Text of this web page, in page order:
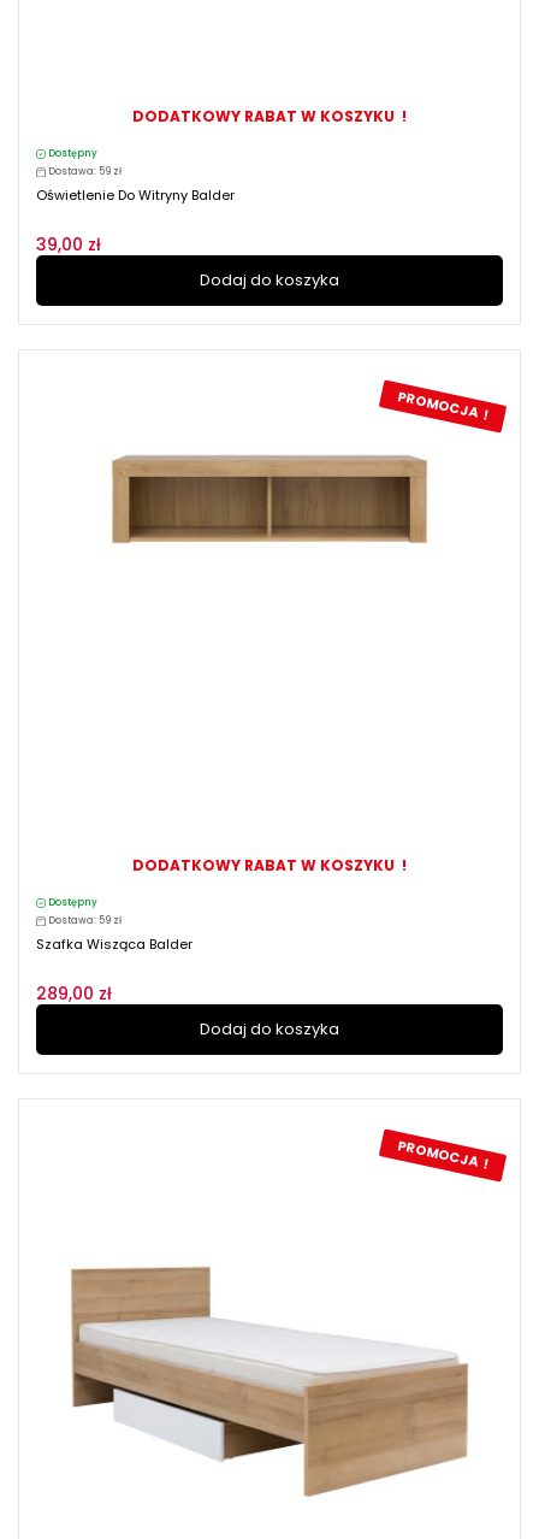
DODATKOWY RABAT W KOSZYKU !
Dostępny
Dostawa: 59 zł
Oświetlenie Do Witryny Balder
39,00 zł
Dodaj do koszyka
PROMOCJA !
DODATKOWY RABAT W KOSZYKU !
Dostępny
Dostawa: 59 zł
Szafka Wisząca Balder
289,00 zł
Dodaj do koszyka
PROMOCJA !